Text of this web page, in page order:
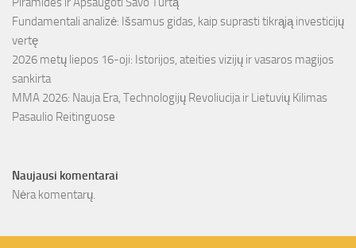
Fundamentali analizė: Išsamus gidas, kaip suprasti tikrąją investicijų
vertę
2026 metų liepos 16-oji: Istorijos, ateities vizijų ir vasaros magijos
sankirta
MMA 2026: Nauja Era, Technologijų Revoliucija ir Lietuvių Kilimas
Pasaulio Reitinguose
Naujausi komentarai
Nėra komentarų.